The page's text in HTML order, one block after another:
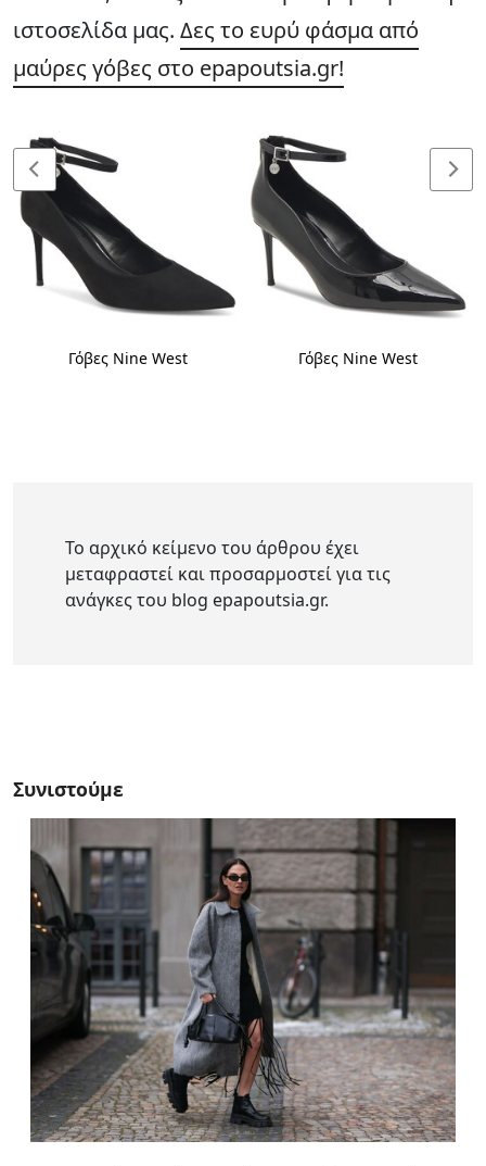
ιστοσελίδα μας. Δες το ευρύ φάσμα από
μαύρες γόβες στο epapoutsia.gr!
Γόβες Nine West Γόβες Nine West
Το αρχικό κείμενο του άρθρου έχει
μεταφραστεί και προσαρμοστεί για τις
ανάγκες του blog epapoutsia.gr.
Συνιστούμε